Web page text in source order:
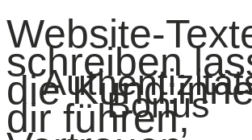
Bonus
Website-
schreiben
die
dir führen,